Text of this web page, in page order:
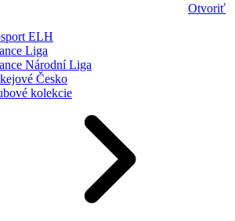
Otvoriť
ELH
Liga
Národní Liga
Česko
kolekcie